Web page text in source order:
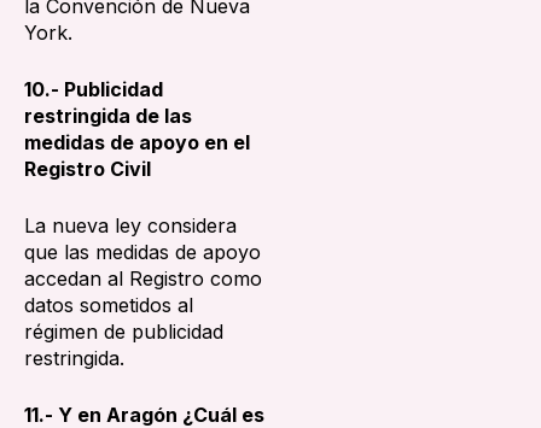
la Convención de Nueva
York.
10.- Publicidad
restringida de las
medidas de apoyo en el
Registro Civil
La nueva ley considera
que las medidas de apoyo
accedan al Registro como
datos sometidos al
régimen de publicidad
restringida.
11.- Y en Aragón ¿Cuál es